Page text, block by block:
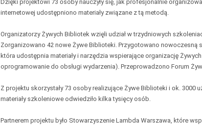
Dzięki projektowi 73 osoby nauczyły się, jak profesjonalnie
internetowej udostępniono materiały związane z tą metodą.
Organizatorzy Żywych Bibliotek wzięli udział w trzydniowych
Zorganizowano 42 nowe Żywe Biblioteki. Przygotowano
która udostępnia materiały i narzędzia wspierające organizację
oprogramowanie do obsługi wydarzenia). Przeprowadzono Forum
Z projektu skorzystały 73 osoby realizujące Żywe Biblioteki i ok. 3000
materiały szkoleniowe odwiedziło kilka tysięcy osób.
Partnerem projektu było Stowarzyszenie Lambda Warszawa, które